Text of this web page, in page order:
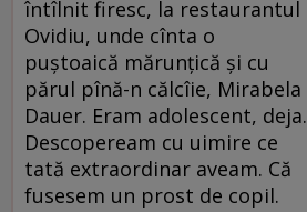
întîlnit firesc, la restaurantul
Ovidiu, unde cînta o
puştoaică mărunţică şi cu
părul pînă-n călcîie, Mirabela
Dauer. Eram adolescent, deja.
Descopeream cu uimire ce
tată extraordinar aveam. Că
fusesem un prost de copil.